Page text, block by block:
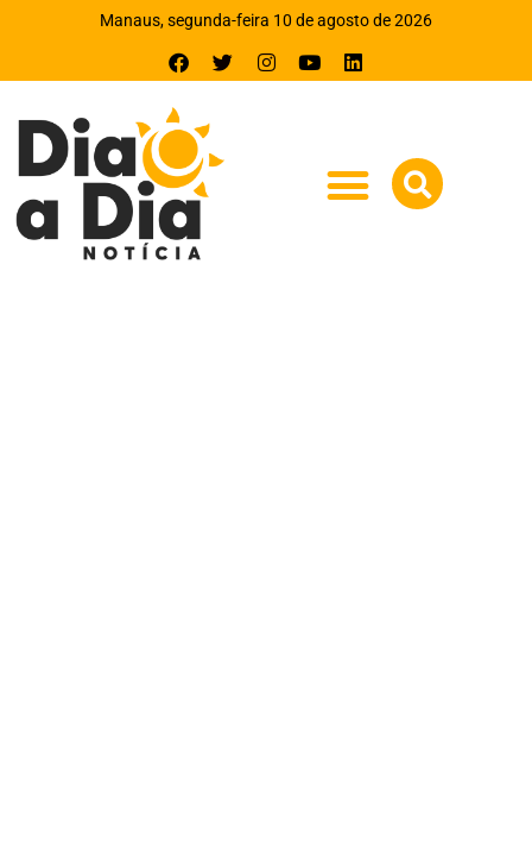
Manaus, segunda-feira 10 de agosto de 2026